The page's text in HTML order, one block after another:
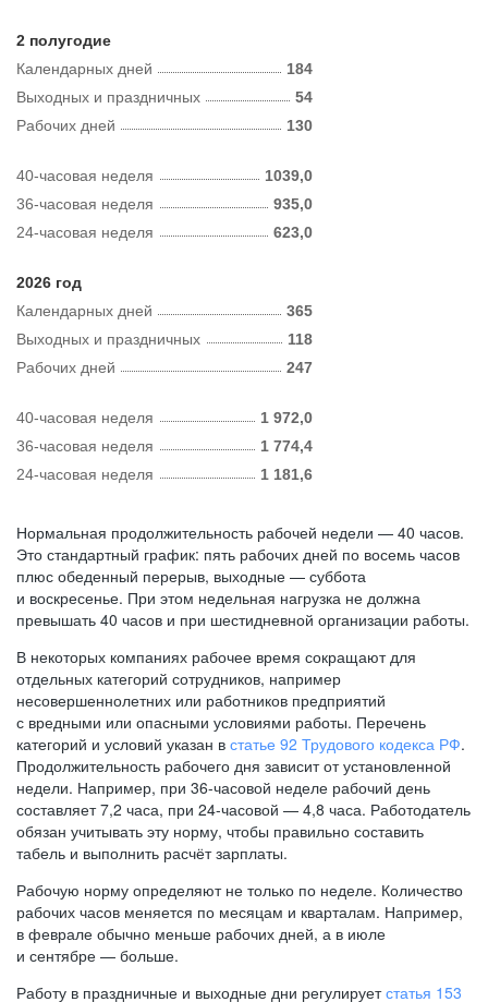
2 полугодие
Календарных дней
184
Рабочих дней 130
Выходных и праздничных 54
40-часовая неделя
1039,0
36-часовая неделя
935,0
24-часовая неделя
623,0
2026 год
Календарных дней
365
Рабочих дней 247
Выходных и праздничных 118
40-часовая неделя
1 972,0
36-часовая неделя
1 774,4
24-часовая неделя
1 181,6
Нормальная продолжительность рабочей недели — 40 часов.
Это стандартный график: пять рабочих дней по восемь часов
плюс обеденный перерыв, выходные — суббота
и воскресенье. При этом недельная нагрузка не должна
превышать 40 часов и при шестидневной организации работы.
В некоторых компаниях рабочее время сокращают для
отдельных категорий сотрудников, например
несовершеннолетних или работников предприятий
с вредными или опасными условиями работы. Перечень
категорий и условий указан в статье 92 Трудового кодекса РФ.
Продолжительность рабочего дня зависит от установленной
недели. Например, при 36-часовой неделе рабочий день
составляет 7,2 часа, при 24-часовой — 4,8 часа. Работодатель
обязан учитывать эту норму, чтобы правильно составить
табель и выполнить расчёт зарплаты.
Рабочую норму определяют не только по неделе. Количество
рабочих часов меняется по месяцам и кварталам. Например,
в феврале обычно меньше рабочих дней, а в июле
и сентябре — больше.
Работу в праздничные и выходные дни регулируетстатья 153